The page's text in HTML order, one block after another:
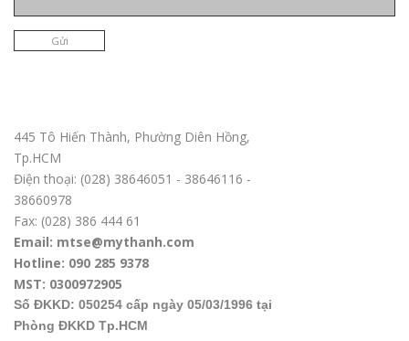
Gửi
445 Tô Hiến Thành, Phường Diên Hồng,
Tp.HCM
Điện thoại: (028) 38646051 - 38646116 -
38660978
Fax: (028) 386 444 61
Email: mtse@mythanh.com
Hotline: 090 285 9378
MST: 0300972905
Số ĐKKD: 050254 cấp ngày 05/03/1996 tại
Phòng ĐKKD Tp.HCM